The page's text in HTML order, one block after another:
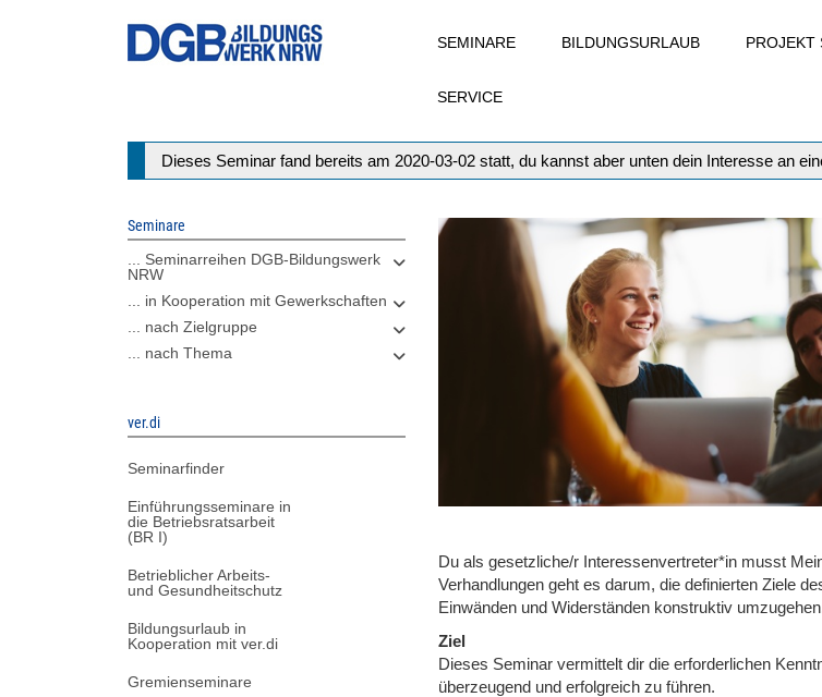
SEMINARE BILDUNGSURLAUB PROJEKT
SERVICE
Statusmeldung
Dieses Seminar fand bereits am 2020-03-02 statt, du kannst aber unten dein Interesse an
Seminare
... Seminarreihen DGB-Bildungswerk
NRW
... in Kooperation mit Gewerkschaften
... nach Zielgruppe
... nach Thema
ver.di
Seminarfinder
Einführungsseminare in
die Betriebsratsarbeit
(BR I)
Betrieblicher Arbeits-
und Gesundheitschutz
Bildungsurlaub in
Kooperation mit ver.di
Gremienseminare
Du als gesetzliche/r Interessenvertreter*in musst
Verhandlungen geht es darum, die definierten Ziele
Einwänden und Widerständen konstruktiv
Ziel
Dieses Seminar vermittelt dir die erforderlichen
überzeugend und erfolgreich zu führen.